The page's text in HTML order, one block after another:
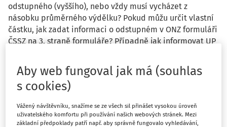
odstupného (vyššího), nebo vždy musí vycházet z
násobku průměrného výdělku? Pokud můžu určit vlastní
částku, jak zadat informaci o odstupném v ONZ formuláři
ČSSZ na 3. straně formuláře? Případně jak informovat UP
Odpověď
Aby web fungoval jak má (souhlas
s cookies)
Vážený návštěvníku, snažíme se ze všech sil přinášet vysokou úroveň
uživatelského komfortu při používání našich webových stránek. Mezi
základní předpoklady patří např. aby správně fungovalo vyhledávání,